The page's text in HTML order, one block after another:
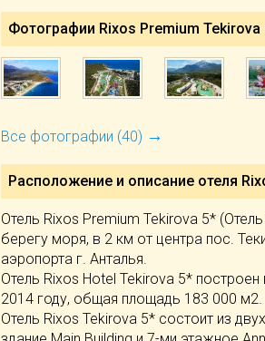
Фотографии Rixos Premium Tekirova
Все фотографии (40) →
Расположение и описание отеля
Отель Rixos Premium Tekirova 5*
берегу моря, в 2 км от центра пос.
аэропорта г. Анталья.
Отель Rixos Hotel Tekirova 5*
2014 году, общая площадь 183 000 м2.
Отель Rixos Tekirova 5* состоит из